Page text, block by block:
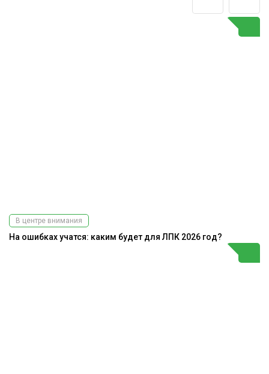
В центре внимания
На ошибках учатся: каким будет для ЛПК 2026 год?